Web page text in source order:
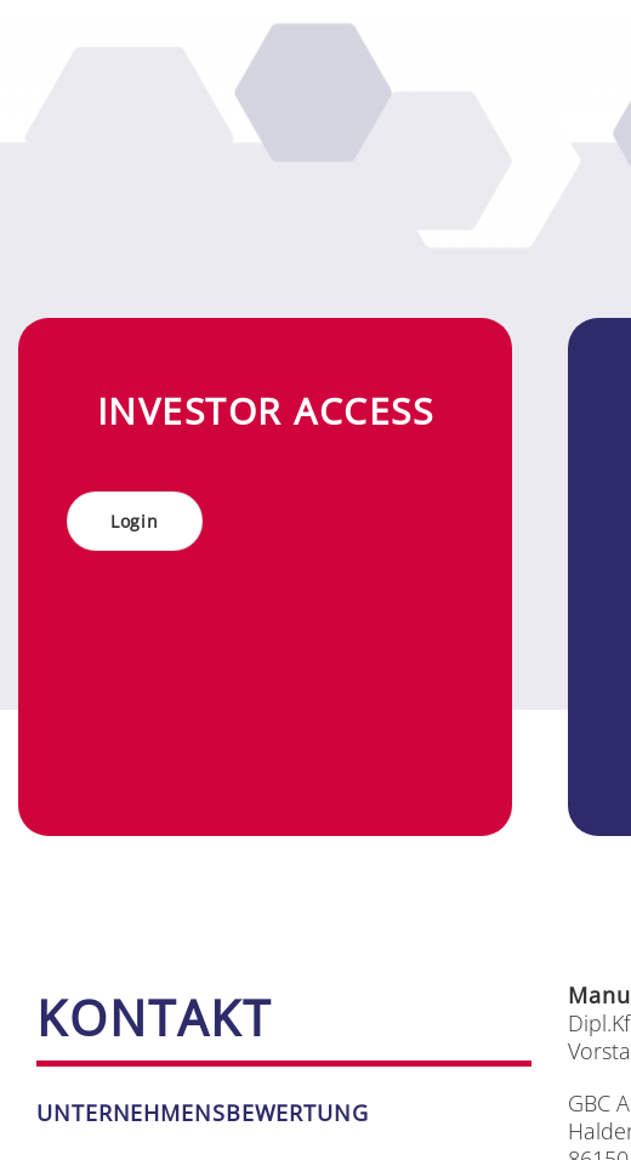
IN­VES­TOR AC­CESS
Log­in
KON­TAKT
UN­TER­NEH­MENS­BE­WER­TUNG
GBC